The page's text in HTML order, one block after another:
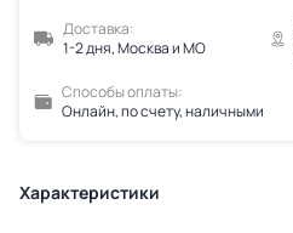
Доставка:
1-2 дня, Москва и МО
Способы оплаты:
Онлайн, по счету, наличными
Характеристики